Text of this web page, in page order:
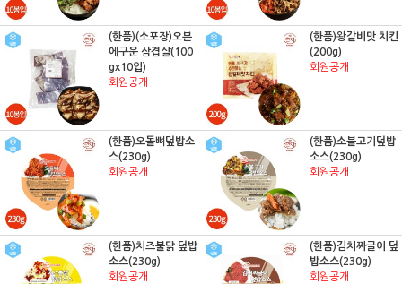
(한품)(소포장)오븐
에구운 삼겹살(100
gx10입)
회원공개
(한품)왕갈비맛 치킨
(200g)
회원공개
(한품)오돌뼈덮밥소
스(230g)
회원공개
(한품)소불고기덮밥
소스(230g)
회원공개
(한품)치즈불닭 덮밥
소스(230g)
회원공개
(한품)김치짜글이 덮
밥소스(230g)
회원공개